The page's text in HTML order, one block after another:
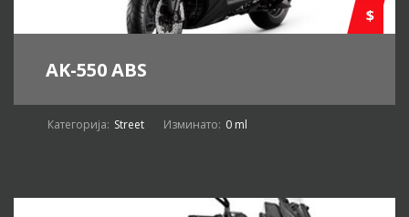
$
AK-550 ABS
Категорија: Street Изминато: 0 ml